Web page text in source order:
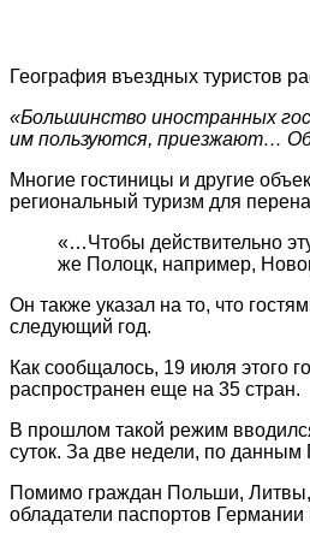
География въездных туристов
«Большинство иностранных
им пользуются, приезжают…
Многие гостиницы и другие
региональный туризм для
«…Чтобы действительно
же Полоцк, например,
Он также указал на то, что
следующий год.
Как сообщалось, 19 июля этого
распространен еще на 35 стран.
В прошлом такой режим
суток. За две недели, по данным
Помимо граждан Польши, Литвы,
обладатели паспортов Германии